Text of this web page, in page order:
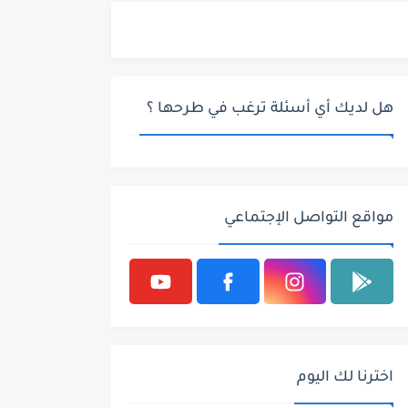
هل لديك أي أسئلة ترغب في طرحها ؟
مواقع التواصل الإجتماعي
اخترنا لك اليوم